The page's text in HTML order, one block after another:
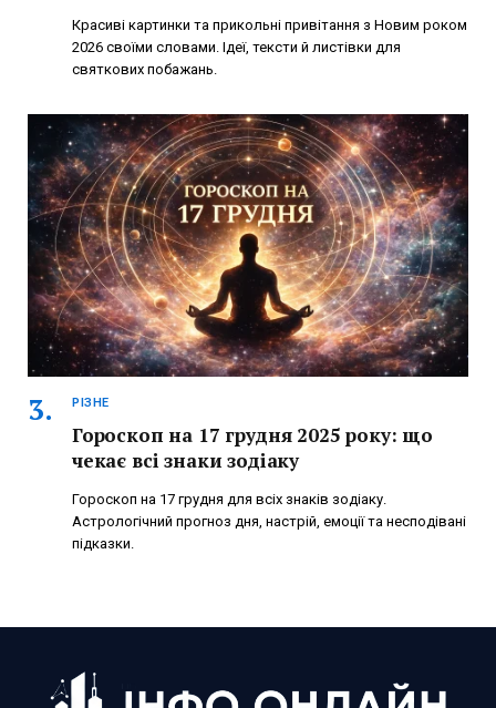
Красиві картинки та прикольні привітання з Новим роком
2026 своїми словами. Ідеї, тексти й листівки для
святкових побажань.
РІЗНЕ
Гороскоп на 17 грудня 2025 року: що
чекає всі знаки зодіаку
Гороскоп на 17 грудня для всіх знаків зодіаку.
Астрологічний прогноз дня, настрій, емоції та несподівані
підказки.